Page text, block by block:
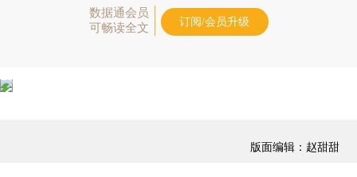
数据通会员
可畅读全文
订阅/会员升级
版面编辑：赵甜甜